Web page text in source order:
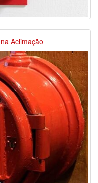
Aclimação